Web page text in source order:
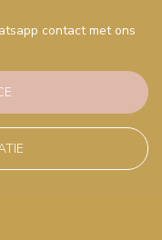
contact met ons